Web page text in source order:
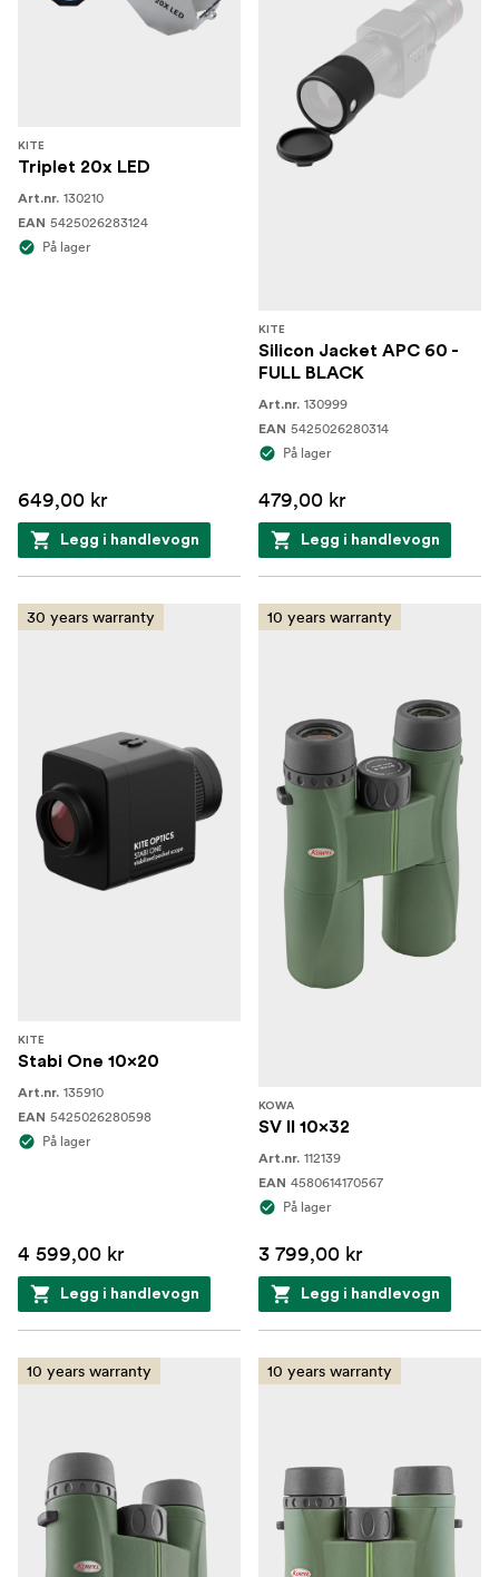
KITE
Triplet 20x LED
Art.nr. 130210
EAN 5425026283124
På lager
649,00 kr
Legg i handlevogn
KITE
Silicon Jacket APC 60 -
FULL BLACK
Art.nr. 130999
EAN 5425026280314
På lager
479,00 kr
Legg i handlevogn
30 years warranty
KITE
Stabi One 10x20
Art.nr. 135910
EAN 5425026280598
På lager
4 599,00 kr
Legg i handlevogn
10 years warranty
KOWA
SV II 10x32
Art.nr. 112139
EAN 4580614170567
På lager
3 799,00 kr
Legg i handlevogn
10 years warranty 10 years warranty